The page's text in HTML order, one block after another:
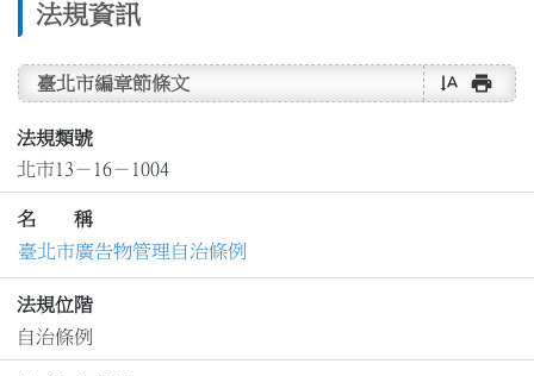
法規資訊
臺北市編章節條文 text_rotate_vertical print
法規類號
北市13－16－1004
名 稱
臺北市廣告物管理自治條例
法規位階
自治條例